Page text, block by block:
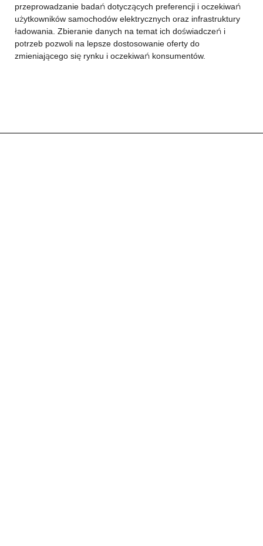
przeprowadzanie badań dotyczących preferencji i oczekiwań
użytkowników samochodów elektrycznych oraz infrastruktury
ładowania. Zbieranie danych na temat ich doświadczeń i
potrzeb pozwoli na lepsze dostosowanie oferty do
zmieniającego się rynku i oczekiwań konsumentów.